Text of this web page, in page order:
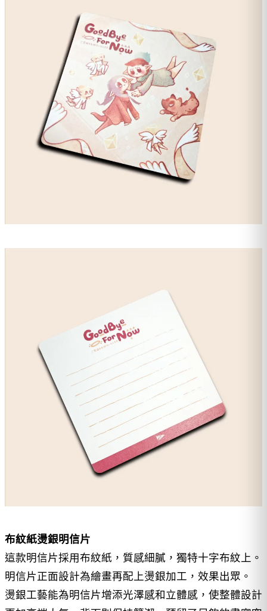
布紋紙燙銀明信片
這款明信片採用布紋紙，質感細膩，獨特十字布紋上。
明信片正面設計為繪畫再配上燙銀加工，效果出眾。
燙銀工藝能為明信片增添光澤感和立體感，使整體設計